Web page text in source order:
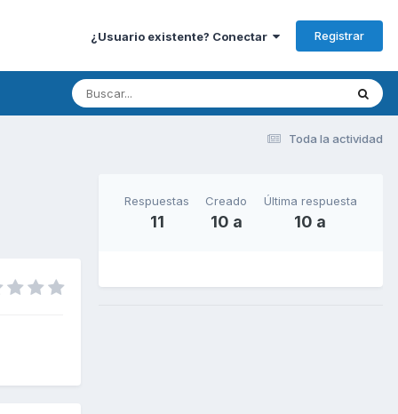
¿Usuario existente? Conectar Registrar
Toda la actividad
Respuestas
11
Creado
10 a
Última respuesta
10 a